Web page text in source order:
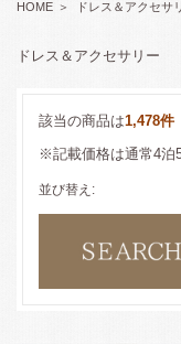
HOME ドレス＆アクセサ
ドレス＆アクセサリー
該当の商品は1,478件
※記載価格は通常4泊
並び替え: